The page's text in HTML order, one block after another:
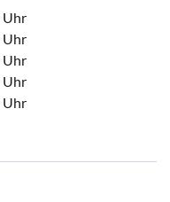
Uhr
Uhr
Uhr
Uhr
Uhr